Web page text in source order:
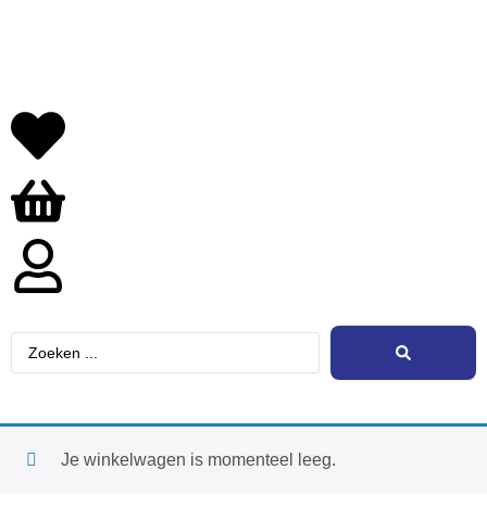
Je winkelwagen is momenteel leeg.